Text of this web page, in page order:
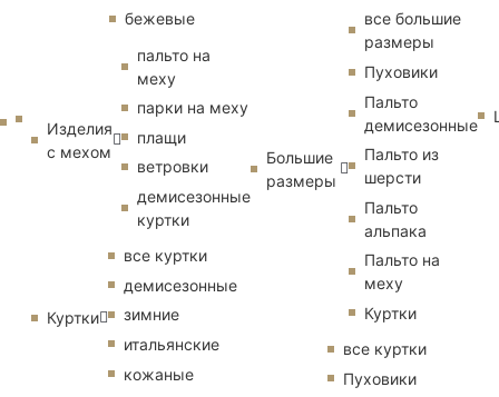
бежевые
Изделия
с мехом
пальто на
меху
парки на меху
плащи
ветровки
демисезонные
куртки
Куртки
все куртки
демисезонные
зимние
итальянские
кожаные
Большие
размеры
все большие
размеры
Пуховики
Пальто
демисезонные
Пальто из
шерсти
Пальто
альпака
Пальто на
меху
Куртки
все куртки
Пуховики